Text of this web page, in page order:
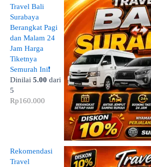
Travel Bali
Surabaya
Berangkat Pagi
dan Malam 24
Jam Harga
Tiketnya
Semurah Ini❗
Dinilai 5.00 dari
5
Rp160.000
Rekomendasi
Travel